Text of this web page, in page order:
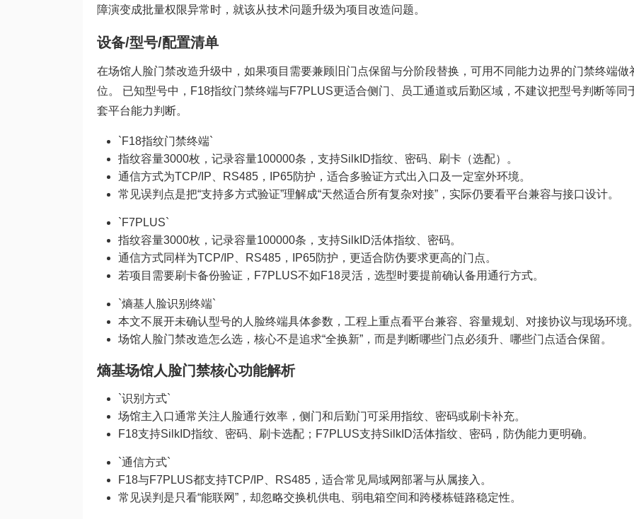
障演变成批量权限异常时，就该从技术问题升级为项目改造问题。
设备/型号/配置清单
在场馆人脸门禁改造升级中，如果项目需要兼顾旧门点保留与分阶段替换，可用不同能力边界的门禁终端做
位。 已知型号中，F18指纹门禁终端与F7PLUS更适合侧门、员工通道或后勤区域，不建议把型号判断等同
套平台能力判断。
`F18指纹门禁终端`
指纹容量3000枚，记录容量100000条，支持SilkID指纹、密码、刷卡（选配）。
通信方式为TCP/IP、RS485，IP65防护，适合多验证方式出入口及一定室外环境。
常见误判点是把“支持多方式验证”理解成“天然适合所有复杂对接”，实际仍要看平台兼容与接口设计。
`F7PLUS`
指纹容量3000枚，记录容量100000条，支持SilkID活体指纹、密码。
通信方式同样为TCP/IP、RS485，IP65防护，更适合防伪要求更高的门点。
若项目需要刷卡备份验证，F7PLUS不如F18灵活，选型时要提前确认备用通行方式。
`熵基人脸识别终端`
本文不展开未确认型号的人脸终端具体参数，工程上重点看平台兼容、容量规划、对接协议与现场环境
场馆人脸门禁改造怎么选，核心不是追求“全换新”，而是判断哪些门点必须升、哪些门点适合保留。
熵基场馆人脸门禁核心功能解析
`识别方式`
场馆主入口通常关注人脸通行效率，侧门和后勤门可采用指纹、密码或刷卡补充。
F18支持SilkID指纹、密码、刷卡选配；F7PLUS支持SilkID活体指纹、密码，防伪能力更明确。
`通信方式`
F18与F7PLUS都支持TCP/IP、RS485，适合常见局域网部署与从属接入。
常见误判是只看“能联网”，却忽略交换机供电、弱电箱空间和跨楼栋链路稳定性。